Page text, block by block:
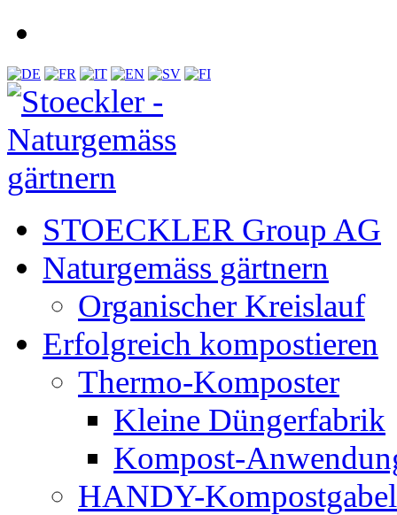
STOECKLER Group AG
Naturgemäss gärtnern
Organischer Kreislauf
Erfolgreich kompostieren
Thermo-Komposter
Kleine Düngerfabrik
Kompost-
HANDY-Kompostgabel